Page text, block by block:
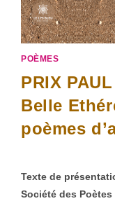
POÈMES
PRIX
Belle
poèmes
Texte de
Société des Poètes